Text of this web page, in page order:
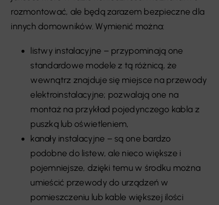
rozmontować, ale będą zarazem bezpieczne dla
innych domowników. Wymienić można:
listwy instalacyjne – przypominają one
standardowe modele z tą różnicą, że
wewnątrz znajduje się miejsce na przewody
elektroinstalacyjne; pozwalają one na
montaż na przykład pojedynczego kabla z
puszką lub oświetleniem,
kanały instalacyjne – są one bardzo
podobne do listew, ale nieco większe i
pojemniejsze, dzięki temu w środku można
umieścić przewody do urządzeń w
pomieszczeniu lub kable większej ilości